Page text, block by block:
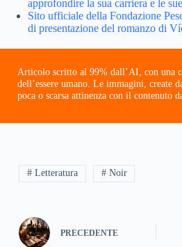
approfondire la sua carriera e le
Sito ufficiale della Fondazione
di presentazione del romanzo di
Articolo scritto al 99% dall’AI, con una
dell’essere umano. Le immagini, create
poca o scarsa attinenza con il contenuto
# Letteratura # Noir
PRECEDENTE